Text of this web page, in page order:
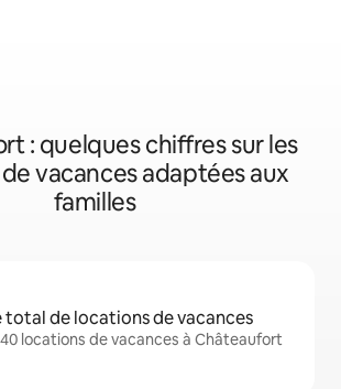
: quelques chiffres sur les
vacances adaptées aux
familles
total de locations de vacances
locations de vacances à Châteaufort